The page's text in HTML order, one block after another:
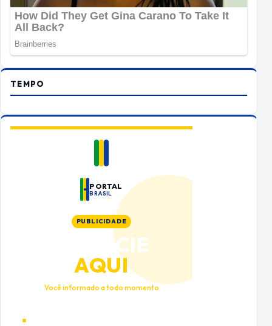
TEMPO
PORTAL
BRASIL
PUBLICIDADE
ANUNCIE
AQUI
Você informado a todo momento